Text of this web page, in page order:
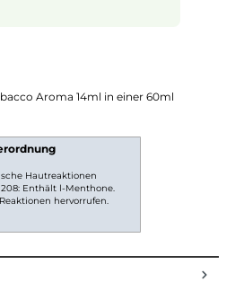
für jede Art von Vape. Egal, ob
passt zu vielen Geschmäckern.
in der
du dein selbst gemischtes
haben und nachfüllen, wann